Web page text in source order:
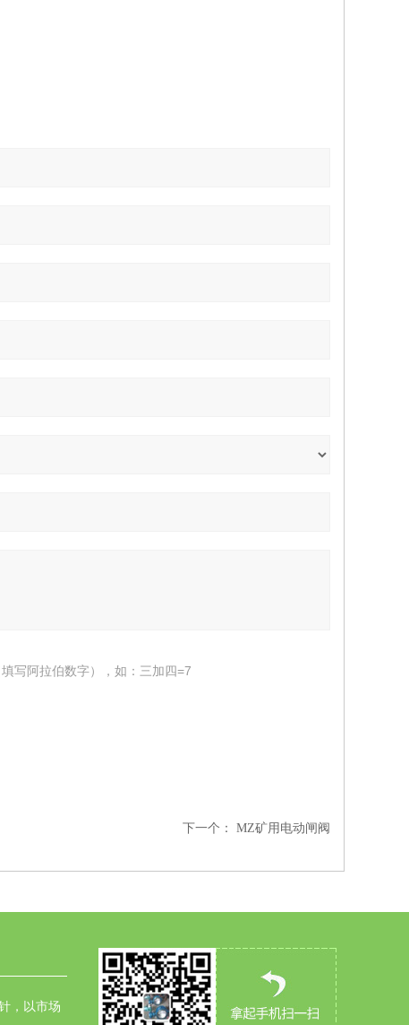
写阿拉伯数字），如：三加四=7
下一个： MZ矿用电动闸阀
，以市场